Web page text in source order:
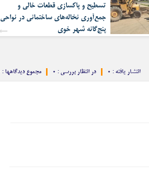
تسطیح و پاکسازی قطعات خالی و
جمع‌آوری نخاله‌های ساختمانی در نواحی
پنج‌گانه شهر خوی
مجموع دیدگاهها : ۰ در انتظار بررسی : ۰ انتشار یافته : ۰